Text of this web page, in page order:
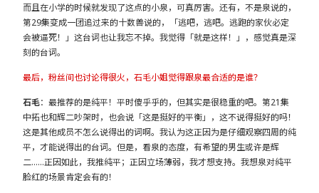
而且在小学的时候就发现了这点的小泉，可真厉害。还有，不是泉说的，
第29集变成一团追过来的十数兽说的，「逃吧，逃吧。逃跑的家伙必定
会被逼死！」这台词也让我忘不掉。我觉得「就是这样！」，感觉真是深
刻的台词。
最后，粉丝间也讨论得很火，石毛小姐觉得跟泉最合适的是谁？
石毛：最推荐的是纯平！平时傻乎乎的，但其实是很稳重的吧。第21集
中拓也和辉二吵架时，也会说「这是挺好的平衡」，这不说得挺好的吗！
这是其他成员不怎么说得出的词啊。我认为这正因为是仔细观察四周的纯
平，才能说得出的台词。但是，看泉的态度，有希望的男生或许是辉
二……正因如此，我推纯平；正因立场薄弱，我才想支持。我想泉对纯平
脸红的场景肯定会有的！